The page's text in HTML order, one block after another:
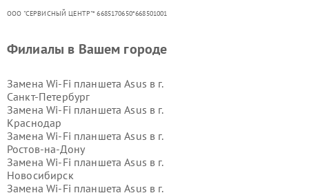
ООО "СЕРВИСНЫЙ ЦЕНТР"* 6685170650*668501001
Филиалы в Вашем городе
Замена Wi-Fi планшета Asus в г.
Санкт-Петербург
Замена Wi-Fi планшета Asus в г.
Краснодар
Замена Wi-Fi планшета Asus в г.
Ростов-на-Дону
Замена Wi-Fi планшета Asus в г.
Новосибирск
Замена Wi-Fi планшета Asus в г.